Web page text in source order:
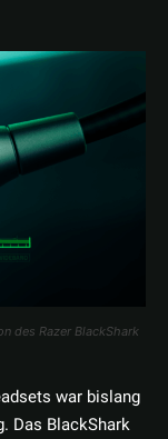
des Razer BlackShark
war bislang
Das BlackShark